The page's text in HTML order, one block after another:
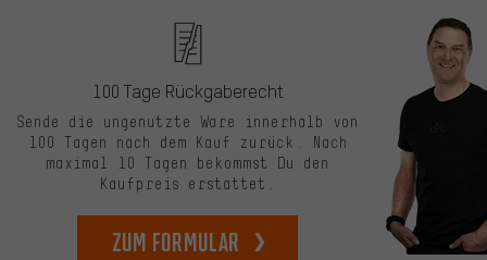
100 Tage Rückgaberecht
Sende die ungenutzte Ware innerhalb von
100 Tagen nach dem Kauf zurück. Nach
maximal 10 Tagen bekommst Du den
Kaufpreis erstattet.
zum Formular